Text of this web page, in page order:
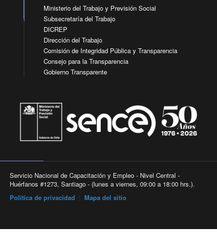
Ministerio del Trabajo y Previsión Social
Subsecretaría del Trabajo
DICREP
Dirección del Trabajo
Comisión de Integridad Pública y Transparencia
Consejo para la Transparencia
Gobierno Transparente
Servicio Nacional de Capacitación y Empleo - Nivel Central -
Huérfanos #1273, Santiago - (lunes a viernes, 09:00 a 18:00 hrs.).
Política de privacidad
Mapa del sitio